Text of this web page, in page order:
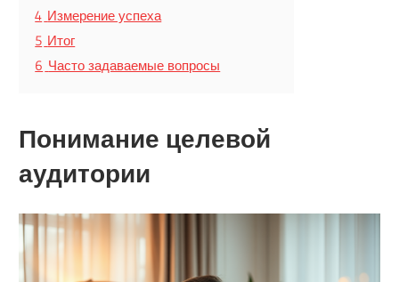
4 Измерение успеха
5 Итог
6 Часто задаваемые вопросы
Понимание целевой
аудитории